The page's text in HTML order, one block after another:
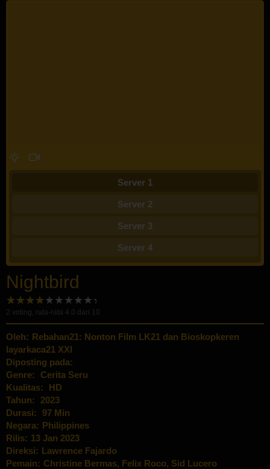
Server 1
Server 2
Server 3
Server 4
Nightbird
2 voting, rata-rata 4.0 dari 10
Oleh: Rebahan21: Nonton Film LK21 dan Bioskopkeren
layarkaca21 XXI
Diposting pada:
Genre:
Cerita Seru
Kualitas:
HD
Tahun:
2023
Durasi:
97 Min
Negara: Philippines
Rilis: 13 Jan 2023
Direksi: Lawrence Fajardo
Pemain: Christine Bermas, Felix Roco, Sid Lucero